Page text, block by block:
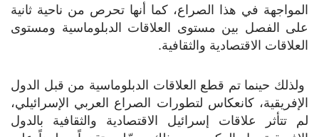
المواجهة في هذا الصراع، كما أنها تحرص من ناحية ثانية
على الفصل بين مستوى العلاقات الدبلوماسية ومستوى
العلاقات الاقتصادية والثقافية.
ولذلك حينما تم قطع العلاقات الدبلوماسية من قبل الدول
الإفريقية، كانعكاس لتطورات الصراع العربي الإسرائيلي،
لم تتأثر علاقات إسرائيل الاقتصادية والثقافية بالدول